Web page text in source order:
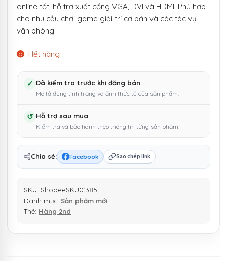
online tốt, hỗ trợ xuất cổng VGA, DVI và HDMI. Phù hợp
cho nhu cầu chơi game giải trí cơ bản và các tác vụ
văn phòng.
Hết hàng
✓ Đã kiểm tra trước khi đăng bán
Mô tả đúng tình trạng và ảnh thực tế của sản phẩm.
↺ Hỗ trợ sau mua
Kiểm tra và bảo hành theo thông tin từng sản phẩm.
Chia sẻ: Facebook Sao chép link
SKU: ShopeeSKU01385
Danh mục: Sản phẩm mới
Thẻ: Hàng 2nd